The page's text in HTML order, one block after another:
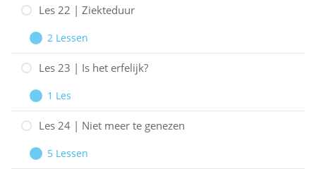
21
Kinderen
en
eetstoornis
Les 22 | Ziekteduur
Uitbreiden
Les
22
Ziekteduur
2 Lessen
Les 23 | Is het erfelijk?
Uitbreiden
Les
23
Is
1 Les
Les 24 | Niet meer te genezen
Uitbreiden
Les
5 Lessen